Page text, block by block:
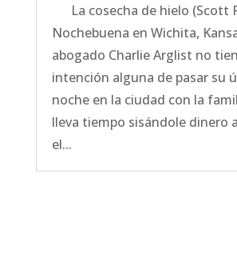
La cosecha de hielo (Scott
Nochebuena en Wichita,
abogado Charlie Arglist no
intención alguna de pasar su
noche en la ciudad con la
lleva tiempo sisándole dinero
el...